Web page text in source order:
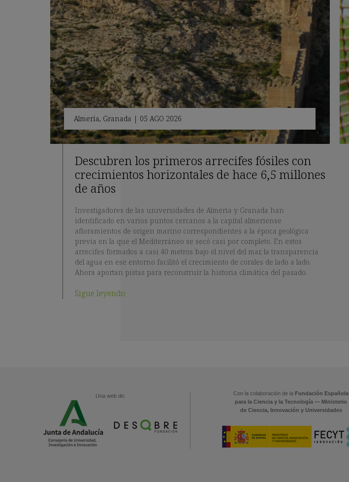
Almería, Granada | 05 AGO 2026
Descubren los primeros arrecifes fósiles con
crecimientos horizontales de hace 6,5 millones
de años
Investigadores de las universidades de Almería y Granada han
identificado en varios puntos cercanos a la capital almeriense
afloramientos de origen marino correspondientes a la época geológica
previa en la que el Mediterráneo se secó casi por completo. En estos
arrecifes formados a casi 40 metros bajo el nivel del mar, la transparencia
del agua en ese entorno facilitó el crecimiento de corales de lado a lado.
Ahora aportan pistas para reconstruir la historia climática del pasado.
Sigue leyendo
Una web de: Con la colaboración de la Fundación Española
para la Ciencia y la Tecnología — Ministerio
de Ciencia, Innovación y Universidades